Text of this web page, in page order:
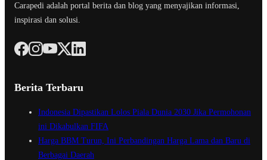
Carapedi adalah portal berita dan blog yang menyajikan informasi,
inspirasi dan solusi.
Berita Terbaru
Indonesia Dipastikan Lolos Piala Dunia 2030 Jika Permohonan
ini Dikabulkan FIFA
Harga BBM Turun, Ini Perbandingan Harga Lama dan Baru di
Berbagai Daerah